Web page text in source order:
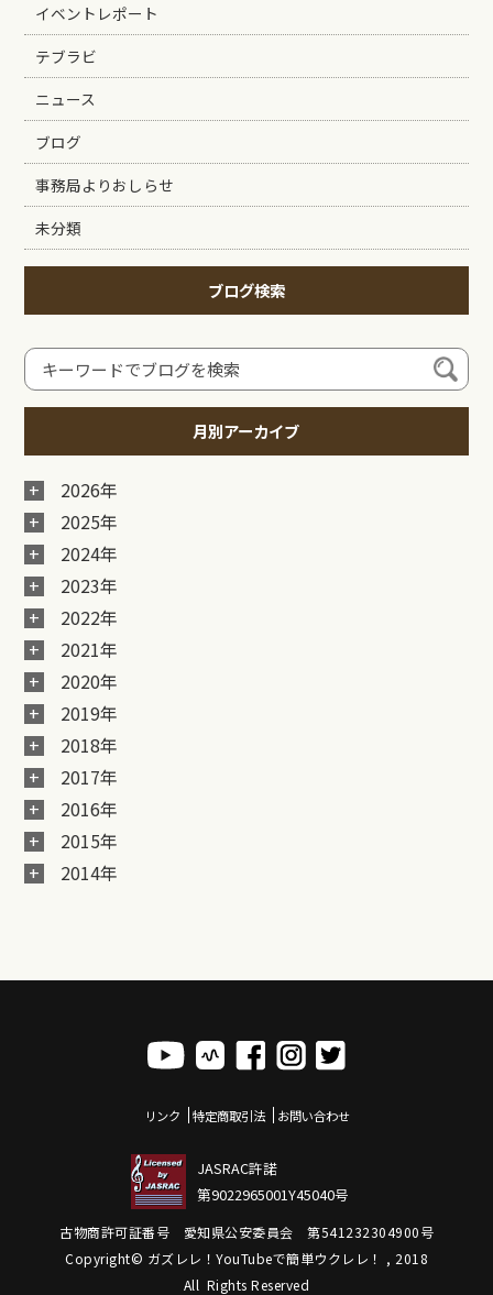
イベントレポート
テブラビ
ニュース
ブログ
事務局よりおしらせ
未分類
ブログ検索
月別アーカイブ
2026年
2025年
2024年
2023年
2022年
2021年
2020年
2019年
2018年
2017年
2016年
2015年
2014年
リンク 特定商取引法 お問い合わせ
JASRAC許諾
第9022965001Y45040号
古物商許可証番号 愛知県公安委員会 第541232304900号
Copyright© ガズレレ！YouTubeで簡単ウクレレ！ , 2018
All Rights Reserved